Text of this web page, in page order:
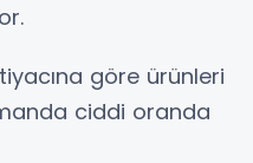
göre ürünleri
ciddi oranda